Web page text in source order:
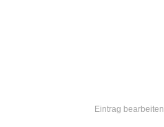
Eintrag bearbeiten